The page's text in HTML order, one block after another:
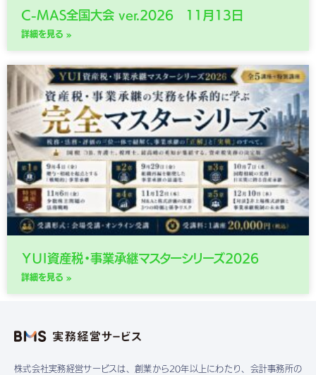
C-MAS全国大会 ver.2026 11月13日
詳細を見る »
ＹＵＩ資産税・事業承継マスターシリーズ2026
詳細を見る »
株式会社実務経営サービスは、創業から20年以上にわたり、会計事務所の